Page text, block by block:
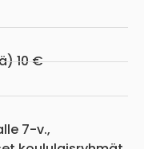
10 €
7-v.,